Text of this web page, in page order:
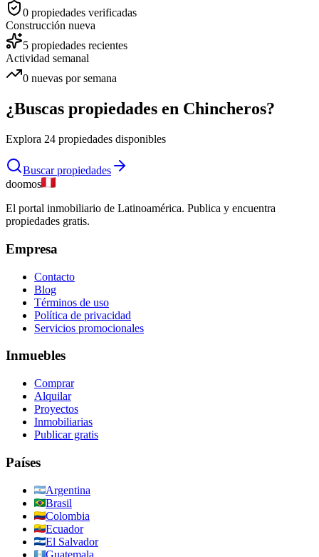
0 propiedades verificadas
Construcción nueva
5 propiedades recientes
Actividad semanal
0 nuevas por semana
¿Buscas propiedades en Chincheros?
Explora 24 propiedades disponibles
Buscar propiedades
doomos
El portal inmobiliario de Latinoamérica. Publica y encuentra
propiedades gratis.
Empresa
Contacto
Blog
Términos de uso
Política de privacidad
Servicios promocionales
Inmuebles
Comprar
Alquilar
Proyectos
Inmobiliarias
Publicar gratis
Países
Argentina
Brasil
Colombia
Ecuador
El Salvador
Guatemala